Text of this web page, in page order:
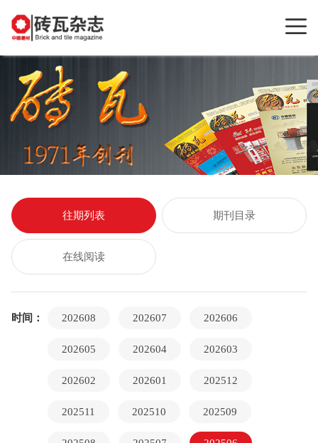
往期列表 期刊目录
在线阅读
时间： 202608 202607 202606
202605 202604 202603
202602 202601 202512
202511 202510 202509